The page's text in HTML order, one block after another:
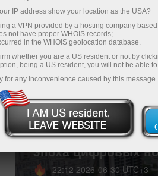
Одиночество в
эпоха цифровых
22:12 2026-06-30 UTC+3
IP address show your location as the USA?
a VPN provided by a hosting company
not have proper WHOIS records;
in the WHOIS geolocation database.
whether you are a US resident or not by
being a US resident, you will not be able
for any inconvenience caused by this message.